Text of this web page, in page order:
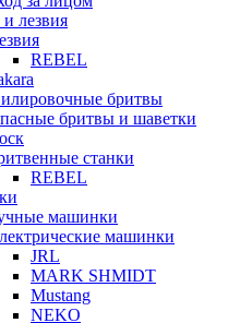
лезвия
REBEL
бритвы
бритвы и шаветки
станки
REBEL
машинки
машинки
JRL
MARK SHMIDT
Mustang
NEKO